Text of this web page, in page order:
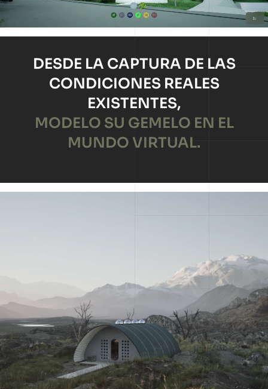
DESDE LA CAPTURA DE LAS
CONDICIONES REALES
EXISTENTES,
MODELO SU GEMELO EN EL
MUNDO VIRTUAL.
Essential Home